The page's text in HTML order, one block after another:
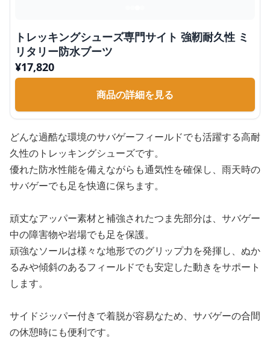
トレッキングシューズ専門サイト 強靭耐久性 ミ
リタリー防水ブーツ
¥17,820
商品の詳細を見る
どんな過酷な環境のサバゲーフィールドでも活躍する高耐
久性のトレッキングシューズです。
優れた防水性能を備えながらも通気性を確保し、雨天時の
サバゲーでも足を快適に保ちます。
頑丈なアッパー素材と補強されたつま先部分は、サバゲー
中の障害物や岩場でも足を保護。
頑強なソールは様々な地形でのグリップ力を発揮し、ぬか
るみや傾斜のあるフィールドでも安定した動きをサポート
します。
サイドジッパー付きで着脱が容易なため、サバゲーの合間
の休憩時にも便利です。